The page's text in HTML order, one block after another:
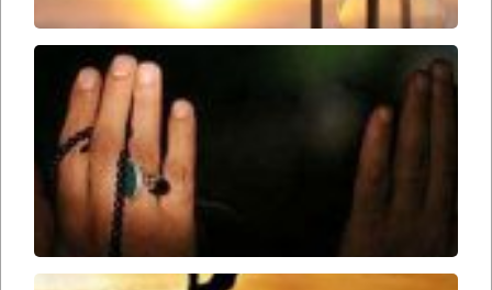
سحرها
باید